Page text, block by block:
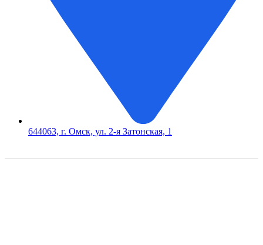
644063, г. Омск, ул. 2-я Затонская, 1